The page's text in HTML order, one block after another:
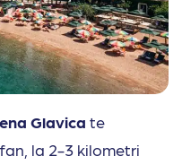
Glavica te
la 2-3 kilometri